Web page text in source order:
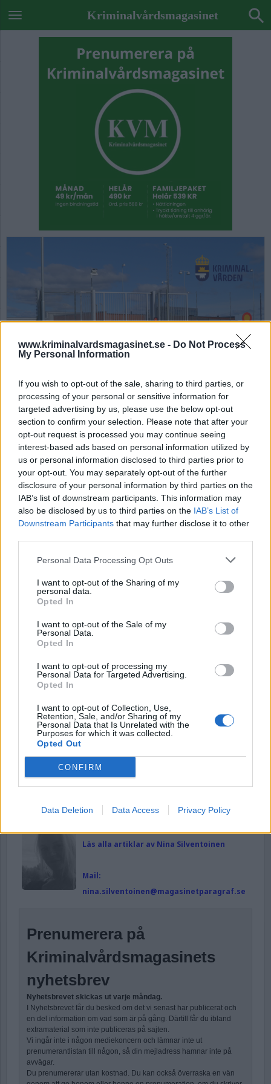
www.kriminalvardsmagasinet.se - Do Not Process
My Personal Information
If you wish to opt-out of the sale, sharing to third parties, or
processing of your personal or sensitive information for
targeted advertising by us, please use the below opt-out
section to confirm your selection. Please note that after your
opt-out request is processed you may continue seeing
interest-based ads based on personal information utilized by
us or personal information disclosed to third parties prior to
your opt-out. You may separately opt-out of the further
disclosure of your personal information by third parties on the
IAB’s list of downstream participants. This information may
also be disclosed by us to third parties on the IAB’s List of
Downstream Participants that may further disclose it to other
Personal Data Processing Opt Outs
I want to opt-out of the Sharing of my
personal data.
Opted In
I want to opt-out of the Sale of my
Personal Data.
Opted In
I want to opt-out of processing my
Personal Data for Targeted Advertising.
Opted In
I want to opt-out of Collection, Use,
Retention, Sale, and/or Sharing of my
Personal Data that Is Unrelated with the
Purposes for which it was collected.
Opted Out
CONFIRM
Data Deletion Data Access Privacy Policy
Kriminalvårdsmagasinet
Förundersökning om
stekpannamisshandel
läggs ner
Av Nina Silventoinen 2026-01-19
Under en våldsincident på anstalten Saltvik
använde de intagna stekpannor som
tillhyggen. Nu har ansvarig åklagare lagt ner
förundersökningen.
Username or E-mail
Password
Remember Me
Forgot Password
Stöd Kriminalvårdsmagasinets bevakning av Kriminalvården
Ämnesord:Anstalten Saltvik,Saltviksanstalten
Publicerad av Nina Silventoinen
Läs alla artiklar av Nina Silventoinen
Mail:
nina.silventoinen@magasinetparagraf.se
Prenumerera på
Kriminalvårdsmagasinets
nyhetsbrev
Nyhetsbrevet skickas ut varje måndag.
I Nyhetsbrevet får du besked om det vi senast har publicerat och
en del information om vad som är på gång. Därtill får du ibland
extramaterial som inte publiceras på sajten.
Vi ingår inte i någon mediekoncern och lämnar inte ut
prenumerantlistan till någon, så din mejladress hamnar inte på
avvägar.
Du prenumererar utan kostnad. Du kan också överraska en vän